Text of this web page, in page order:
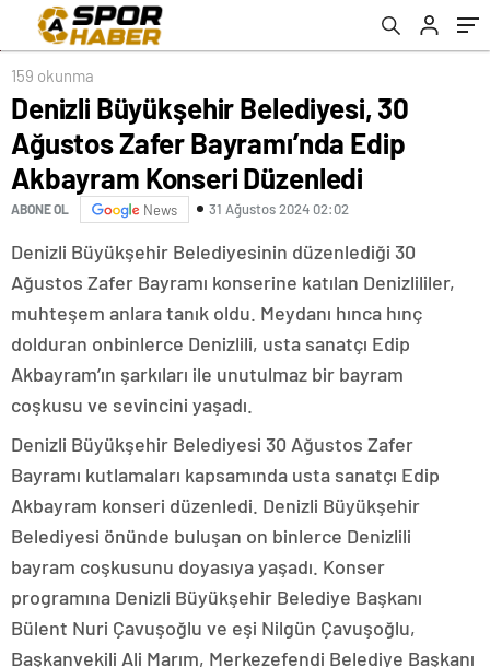
Düzenledi
159 okunma
Denizli Büyükşehir Belediyesi, 30
Ağustos Zafer Bayramı’nda Edip
Akbayram Konseri Düzenledi
ABONE OL News 31 Ağustos 2024 02:02
Denizli Büyükşehir Belediyesinin düzenlediği 30
Ağustos Zafer Bayramı konserine katılan Denizlililer,
muhteşem anlara tanık oldu. Meydanı hınca hınç
dolduran onbinlerce Denizlili, usta sanatçı Edip
Akbayram’ın şarkıları ile unutulmaz bir bayram
coşkusu ve sevincini yaşadı.
Denizli Büyükşehir Belediyesi 30 Ağustos Zafer
Bayramı kutlamaları kapsamında usta sanatçı Edip
Akbayram konseri düzenledi. Denizli Büyükşehir
Belediyesi önünde buluşan on binlerce Denizlili
bayram coşkusunu doyasıya yaşadı. Konser
programına Denizli Büyükşehir Belediye Başkanı
Bülent Nuri Çavuşoğlu ve eşi Nilgün Çavuşoğlu,
Başkanvekili Ali Marım, Merkezefendi Belediye Başkanı